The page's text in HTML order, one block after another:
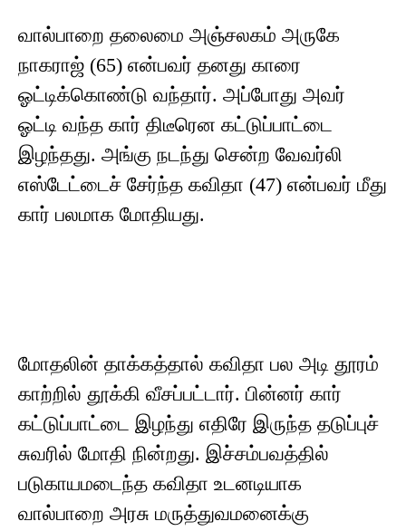
வால்பாறை தலைமை அஞ்சலகம் அருகே
நாகராஜ் (65) என்பவர் தனது காரை
ஓட்டிக்கொண்டு வந்தார். அப்போது அவர்
ஓட்டி வந்த கார் திடீரென கட்டுப்பாட்டை
இழந்தது. அங்கு நடந்து சென்ற வேவர்லி
எஸ்டேட்டைச் சேர்ந்த கவிதா (47) என்பவர் மீது
கார் பலமாக மோதியது.
மோதலின் தாக்கத்தால் கவிதா பல அடி தூரம்
காற்றில் தூக்கி வீசப்பட்டார். பின்னர் கார்
கட்டுப்பாட்டை இழந்து எதிரே இருந்த தடுப்புச்
சுவரில் மோதி நின்றது. இச்சம்பவத்தில்
படுகாயமடைந்த கவிதா உடனடியாக
வால்பாறை அரசு மருத்துவமனைக்கு